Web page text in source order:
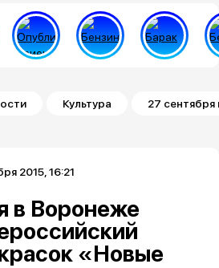
Культура 27
2015, 16:21
в Воронеже
«Новые